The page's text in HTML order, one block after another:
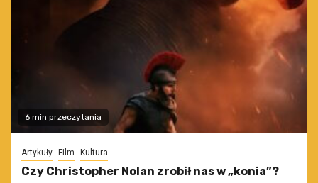
6 min przeczytania
Artykuły Film Kultura
Czy Christopher Nolan zrobił nas w „konia”?